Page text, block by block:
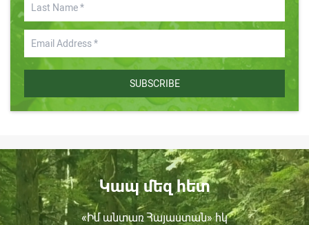
SUBSCRIBE
Կապ մեզ հետ
«Իմ անտառ Հայաստան» հկ